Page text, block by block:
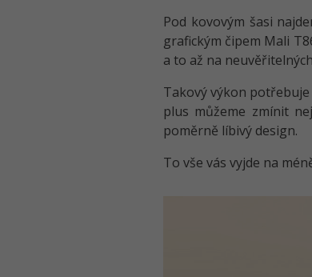
Pod kovovým šasi
grafickým čipem Mali
a to až na
Takový výkon
plus můžeme zmínit
poměrně líbivý design.
To vše vás vyjde na